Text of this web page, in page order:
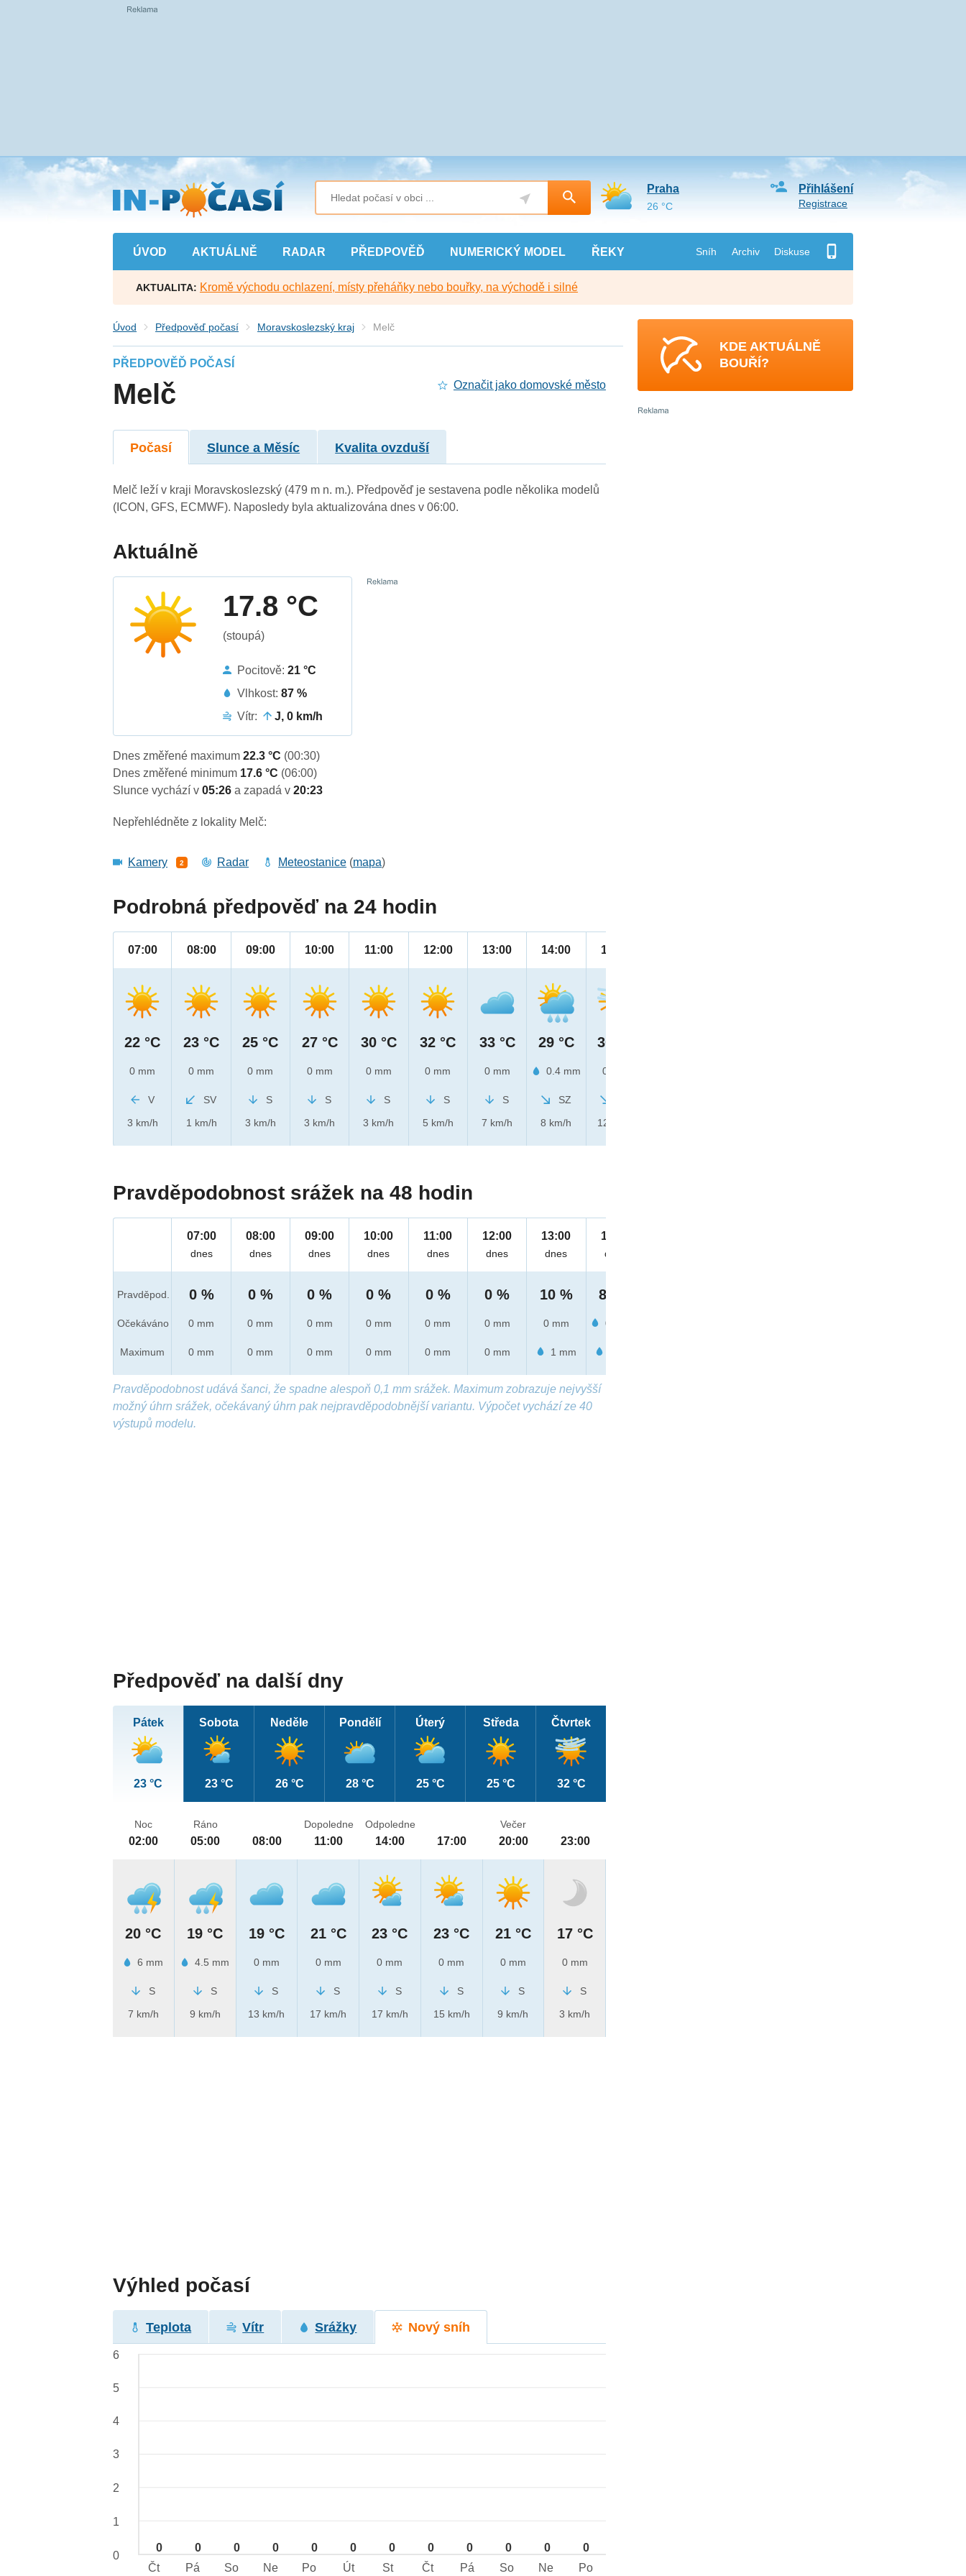
Přejít
na
hlavní
obsah
ÚVOD AKTUÁLNĚ RADAR PŘEDPOVĚĎ NUMERICKÝ MODEL ŘEKY Sníh Archiv Diskuse
Přihlášení
Registrace
Praha
26 °C
AKTUALITA: Kromě východu ochlazení, místy přeháňky nebo bouřky, na východě i silné
Úvod Předpověď počasí Moravskoslezský kraj Melč
PŘEDPOVĚĎ POČASÍ
Melč Označit jako domovské město
Počasí Slunce a Měsíc Kvalita ovzduší
Melč leží v kraji Moravskoslezský (479 m n. m.). Předpověď je sestavena podle několika modelů
(ICON, GFS, ECMWF). Naposledy byla aktualizována dnes v 06:00.
Aktuálně
17.8 °C
(stoupá)
Pocitově:21 °C
Vlhkost:87 %
Vítr:
J, 0 km/h
Dnes změřené maximum22.3 °C (00:30)
Dnes změřené minimum 17.6 °C (06:00)
Slunce vychází v05:26a zapadá v20:23
Nepřehlédněte z lokality Melč:
Kamery 2 Radar Meteostanice (mapa)
Podrobná předpověď na 24 hodin
07:00
22 °C
0 mm
V
3 km/h
08:00
23 °C
0 mm
SV
1 km/h
09:00
25 °C
0 mm
S
3 km/h
10:00
27 °C
0 mm
S
3 km/h
11:00
30 °C
0 mm
S
3 km/h
12:00
32 °C
0 mm
S
5 km/h
13:00
33 °C
0 mm
S
7 km/h
14:00
29 °C
0.4 mm
SZ
8 km/h
15:00
30 °C
0 mm
12 km/h
Pravděpodobnost srážek na 48 hodin
Pravděpod.
Očekáváno
Maximum
07:00
dnes
0 %
0 mm
0 mm
08:00
dnes
0 %
0 mm
0 mm
09:00
dnes
0 %
0 mm
0 mm
10:00
dnes
0 %
0 mm
0 mm
11:00
dnes
0 %
0 mm
0 mm
12:00
dnes
0 %
0 mm
0 mm
13:00
dnes
10 %
0 mm
1 mm
14:00
dnes
80 %
0.4 mm
Pravděpodobnost udává šanci, že spadne alespoň 0,1 mm srážek. Maximum zobrazuje nejvyšší
možný úhrn srážek, očekávaný úhrn pak nejpravděpodobnější variantu. Výpočet vychází ze 40
výstupů modelu.
Předpověď na další dny
Pátek
23 °C
Sobota
23 °C
Neděle
26 °C
Pondělí
28 °C
Úterý
25 °C
Středa
25 °C
Čtvrtek
32 °C
Noc
02:00
20 °C
6 mm
S
7 km/h
Ráno
05:00
19 °C
4.5 mm
S
9 km/h
08:00
19 °C
0 mm
S
13 km/h
Dopoledne
11:00
21 °C
0 mm
S
17 km/h
Odpoledne
14:00
23 °C
0 mm
S
17 km/h
17:00
23 °C
0 mm
S
15 km/h
Večer
20:00
21 °C
0 mm
S
9 km/h
23:00
17 °C
0 mm
S
3 km/h
Výhled počasí
Teplota Vítr Srážky Nový sníh
0 0 0 0 0 0 0 0 0 0 0 0
6
5
4
3
2
1
0
Čt
Pá So Ne Po Út St Čt Pá So Ne Po
KDE AKTUÁLNĚ
BOUŘÍ?